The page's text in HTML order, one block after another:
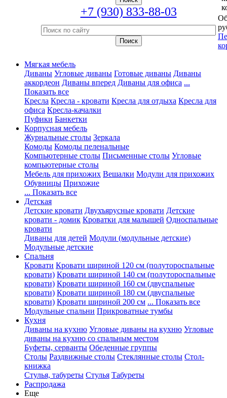
+7 (930) 833-88-03
Мягкая мебель
Диваны Угловые диваны Готовые диваны Диваны
аккордеон Диваны вперед Диваны для офиса ...
Показать все
Кресла Кресла - кровати Кресла для отдыха Кресла для
офиса Кресла-качалки
Пуфики Банкетки
Корпусная мебель
Журнальные столы Зеркала
Комоды Комоды пеленальные
Компьютерные столы Письменные столы Угловые
компьютерные столы
Мебель для прихожих Вешалки Модули для прихожих
Обувницы Прихожие
... Показать все
Детская
Детские кровати Двухъярусные кровати Детские
кровати - домик Кроватки для малышей Односпальные
кровати
Диваны для детей Модули (модульные детские)
Модульные детские
Спальня
Кровати Кровати шириной 120 см (полутороспальные
кровати) Кровати шириной 140 см (полутороспальные
кровати) Кровати шириной 160 см (двуспальные
кровати) Кровати шириной 180 см (двуспальные
кровати) Кровати шириной 200 см ... Показать все
Модульные спальни Прикроватные тумбы
Кухня
Диваны на кухню Угловые диваны на кухню Угловые
диваны на кухню со спальным местом
Буфеты, серванты Обеденные группы
Столы Раздвижные столы Стеклянные столы Стол-
книжка
Стулья, табуреты Стулья Табуреты
Распродажа
Еще